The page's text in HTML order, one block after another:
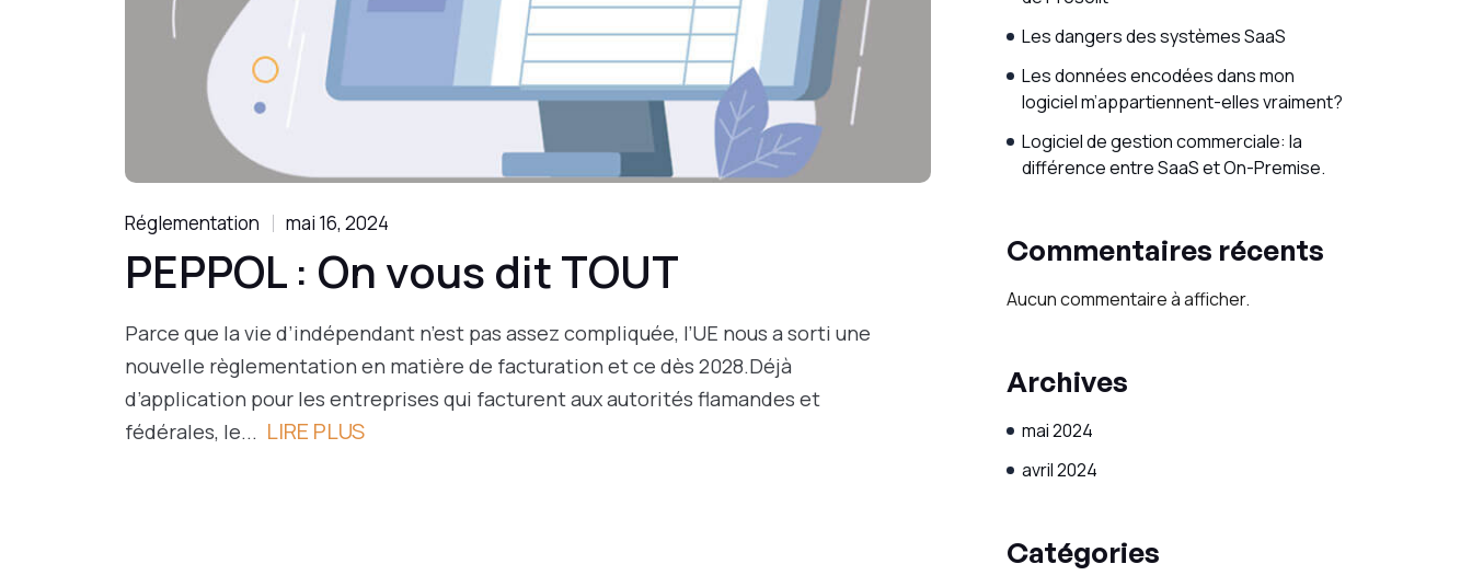
Réglementation mai 16, 2024
PEPPOL : On vous dit TOUT
Parce que la vie d’indépendant n’est pas assez compliquée, l’UE nous a sorti une
nouvelle règlementation en matière de facturation et ce dès 2028.Déjà
d’application pour les entreprises qui facturent aux autorités flamandes et
fédérales, le... LIRE PLUS
Les dangers des systèmes SaaS
Les données encodées dans mon
logiciel m’appartiennent-elles vraiment?
Logiciel de gestion commerciale: la
différence entre SaaS et On-Premise.
Commentaires récents
Aucun commentaire à afficher.
Archives
mai 2024
avril 2024
Catégories